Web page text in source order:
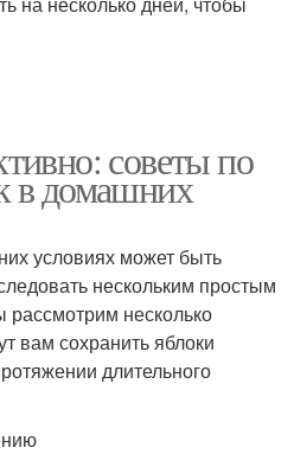
советы по
в домашних
условиях может быть
нескольким простым
рассмотрим несколько
вам сохранить яблоки
длительного